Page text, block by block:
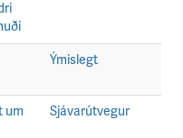
Ýmislegt
um
Sjávarútvegur